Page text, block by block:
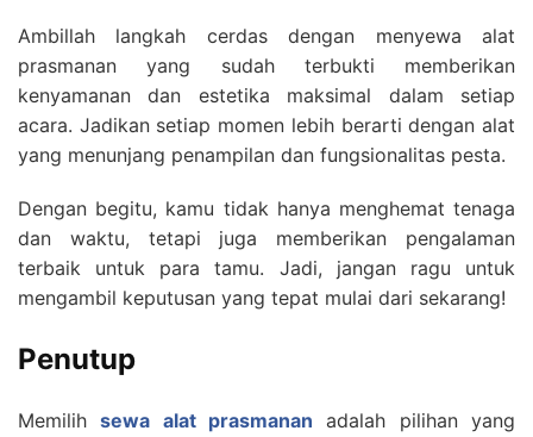
Ambillah langkah cerdas dengan menyewa alat
prasmanan yang sudah terbukti memberikan
kenyamanan dan estetika maksimal dalam setiap
acara. Jadikan setiap momen lebih berarti dengan alat
yang menunjang penampilan dan fungsionalitas pesta.
Dengan begitu, kamu tidak hanya menghemat tenaga
dan waktu, tetapi juga memberikan pengalaman
terbaik untuk para tamu. Jadi, jangan ragu untuk
mengambil keputusan yang tepat mulai dari sekarang!
Penutup
Memilihsewa alat prasmanan adalah pilihan yang